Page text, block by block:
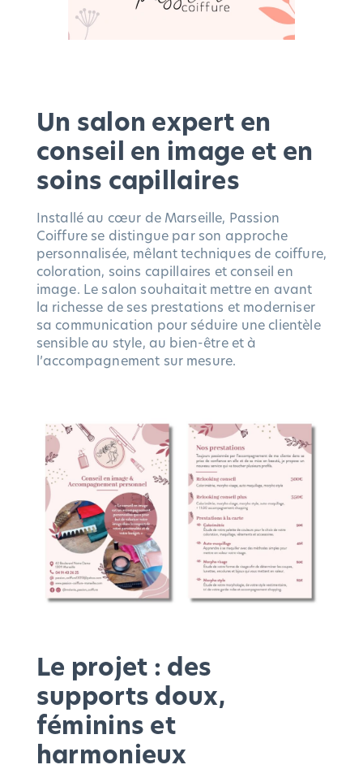
Un salon expert en
conseil en image et en
soins capillaires
Installé au cœur de Marseille, Passion
Coiffure se distingue par son approche
personnalisée, mêlant techniques de coiffure,
coloration, soins capillaires et conseil en
image. Le salon souhaitait mettre en avant
la richesse de ses prestations et moderniser
sa communication pour séduire une clientèle
sensible au style, au bien-être et à
l’accompagnement sur mesure.
Le projet : des
supports doux,
féminins et
harmonieux